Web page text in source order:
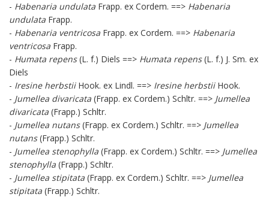
- Habenaria undulata Frapp. ex Cordem. ==> Habenaria
undulata Frapp.
- Habenaria ventricosa Frapp. ex Cordem. ==> Habenaria
ventricosa Frapp.
- Humata repens(L. f.) Diels ==> Humata repens(L. f.) J. Sm. ex
Diels
- Iresine herbstiiHook. ex Lindl. ==> Iresine herbstiiHook.
- Jumellea divaricata (Frapp. ex Cordem.) Schltr. ==> Jumellea
divaricata (Frapp.) Schltr.
- Jumellea nutans(Frapp. ex Cordem.) Schltr. ==> Jumellea
nutans(Frapp.) Schltr.
- Jumellea stenophylla (Frapp. ex Cordem.) Schltr. ==> Jumellea
stenophylla (Frapp.) Schltr.
- Jumellea stipitata (Frapp. ex Cordem.) Schltr. ==> Jumellea
stipitata (Frapp.) Schltr.